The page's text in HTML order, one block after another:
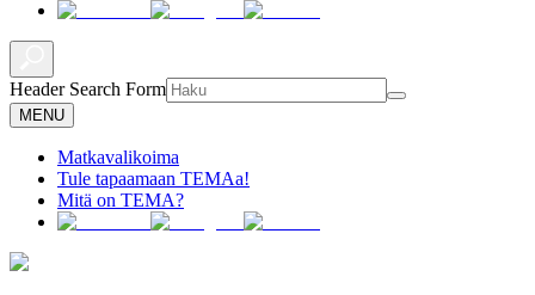
Header Search Form
MENU
Matkavalikoima
Tule tapaamaan TEMAa!
Mitä on TEMA?